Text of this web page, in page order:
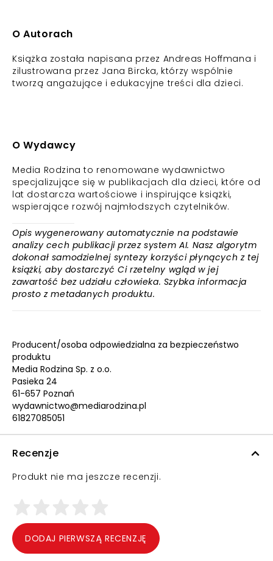
O Autorach
Książka została napisana przez Andreas Hoffmana i
zilustrowana przez Jana Bircka, którzy wspólnie
tworzą angażujące i edukacyjne treści dla dzieci.
O Wydawcy
Media Rodzina to renomowane wydawnictwo
specjalizujące się w publikacjach dla dzieci, które od
lat dostarcza wartościowe i inspirujące książki,
wspierające rozwój najmłodszych czytelników.
Opis wygenerowany automatycznie na podstawie
analizy cech publikacji przez system AI. Nasz algorytm
dokonał samodzielnej syntezy korzyści płynących z tej
książki, aby dostarczyć Ci rzetelny wgląd w jej
zawartość bez udziału człowieka. Szybka informacja
prosto z metadanych produktu.
Producent/osoba odpowiedzialna za bezpieczeństwo
produktu
Media Rodzina Sp. z o.o.
Pasieka 24
61-657 Poznań
wydawnictwo@mediarodzina.pl
61827085051
Recenzje
Produkt nie ma jeszcze recenzji.
DODAJ PIERWSZĄ RECENZJĘ